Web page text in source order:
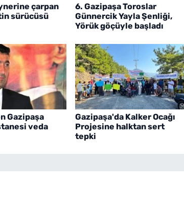
çarpan
sürücüsü
6. Gazipaşa Toroslar
Günnercik Yayla Şenliği,
Yörük göçüyle başladı
Gazipaşa
veda
Gazipaşa'da Kalker Ocağı
Projesine halktan sert
tepki